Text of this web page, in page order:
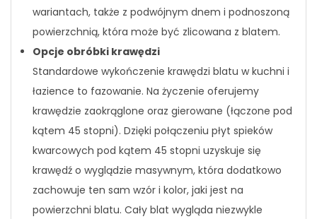
wariantach, także z podwójnym dnem i podnoszoną
powierzchnią, która może być zlicowana z blatem.
Opcje obróbki krawędzi
Standardowe wykończenie krawędzi blatu w kuchni i
łazience to fazowanie. Na życzenie oferujemy
krawędzie zaokrąglone oraz gierowane (łączone pod
kątem 45 stopni). Dzięki połączeniu płyt spieków
kwarcowych pod kątem 45 stopni uzyskuje się
krawędź o wyglądzie masywnym, która dodatkowo
zachowuje ten sam wzór i kolor, jaki jest na
powierzchni blatu. Cały blat wygląda niezwykle